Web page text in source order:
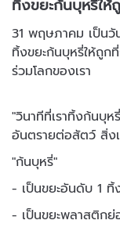
ทิ้งขยะก้นบุหรี่ใ
31 พฤษภาคม เป็นวั
ทิ้งขยะก้นบุหรี่ให้ถูก
ร่วมโลกของเรา
"วินาทีที่เราทิ้งก้นบุ
อันตรายต่อสัตว์ สิ่ง
"ก้นบุหรี่"
- เป็นขยะอันดับ 1
- เป็นขยะพลาสติก